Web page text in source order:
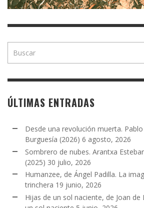
ÚLTIMAS ENTRADAS
Desde una revolución muerta.
Burguesía (2026) 6 agosto, 2026
Sombrero de nubes. Arantxa
(2025) 30 julio, 2026
Humanzee, de Ángel Padilla. La
trinchera 19 junio, 2026
Hijas de un sol naciente, de Joan de